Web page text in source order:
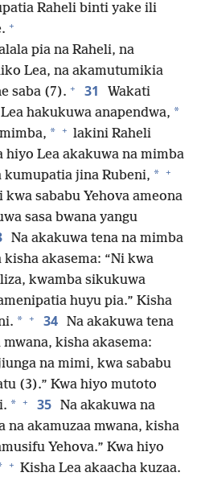
Raheli binti yake ili
+
pia na Raheli, na
Lea, na akamutumikia
saba (7). + 31
Wakati
hakukuwa anapendwa, *
* + lakini Raheli
hiyo Lea akakuwa na mimba
kumupatia jina Rubeni, * +
kwa sababu Yehova ameona
sasa bwana yangu
Na akakuwa tena na mimba
kisha akasema: “Ni kwa
kwamba sikukuwa
huyu pia.” Kisha
* + 34 Na akakuwa tena
kisha akasema:
na mimi, kwa sababu
(3).” Kwa hiyo mutoto
* + 35 Na akakuwa na
na akamuzaa mwana, kisha
Yehova.” Kwa hiyo
+ Kisha Lea akaacha kuzaa.